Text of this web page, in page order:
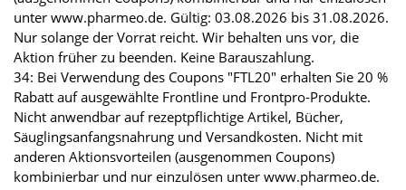
unter www.pharmeo.de. Gültig: 03.08.2026 bis 31.08.2026.
Nur solange der Vorrat reicht. Wir behalten uns vor, die
Aktion früher zu beenden. Keine Barauszahlung.
34: Bei Verwendung des Coupons "FTL20" erhalten Sie 20 %
Rabatt auf ausgewählte Frontline und Frontpro-Produkte.
Nicht anwendbar auf rezeptpflichtige Artikel, Bücher,
Säuglingsanfangsnahrung und Versandkosten. Nicht mit
anderen Aktionsvorteilen (ausgenommen Coupons)
kombinierbar und nur einzulösen unter www.pharmeo.de.